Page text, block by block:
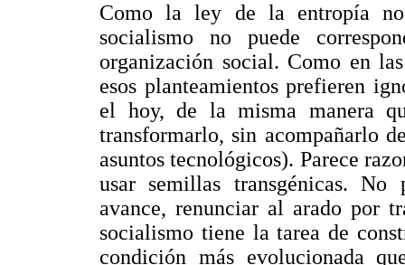
Como la ley de la entropía
socialismo no puede
organización social. Como en
esos planteamientos prefieren
el hoy, de la misma manera
transformarlo, sin acompañarlo
asuntos tecnológicos). Parece
usar semillas transgénicas.
avance, renunciar al arado por
socialismo tiene la tarea de
condición más evolucionada